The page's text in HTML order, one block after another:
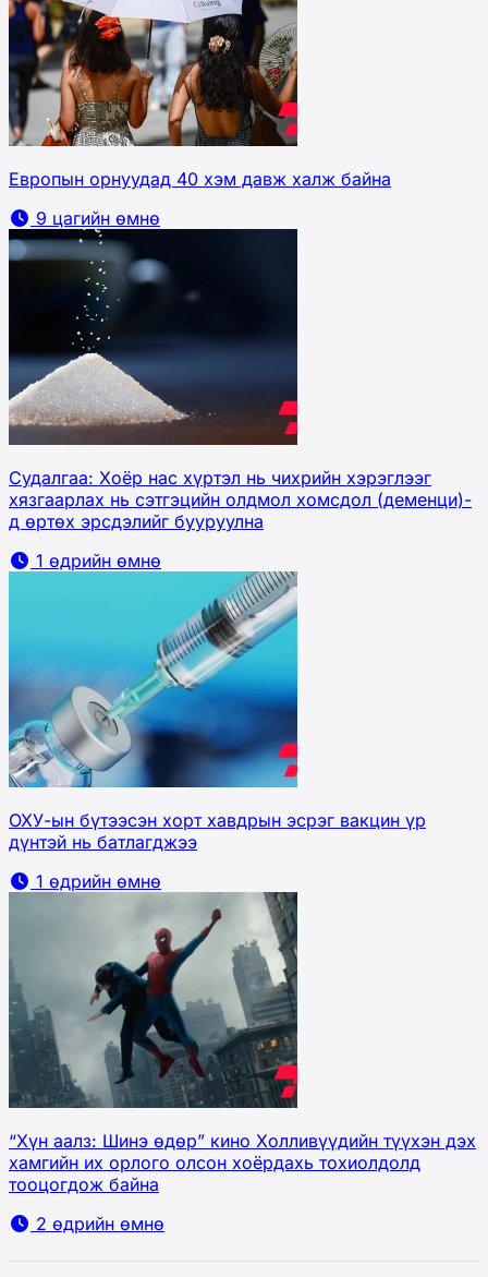
Европын орнуудад 40 хэм давж халж байна
9 цагийн өмнө
Судалгаа: Хоёр нас хүртэл нь чихрийн хэрэглээг
хязгаарлах нь сэтгэцийн олдмол хомсдол (деменци)-
д өртөх эрсдэлийг бууруулна
1 өдрийн өмнө
ОХУ-ын бүтээсэн хорт хавдрын эсрэг вакцин үр
дүнтэй нь батлагджээ
1 өдрийн өмнө
“Хүн аалз: Шинэ өдөр” кино Холливүүдийн түүхэн дэх
хамгийн их орлого олсон хоёрдахь тохиолдолд
тооцогдож байна
2 өдрийн өмнө